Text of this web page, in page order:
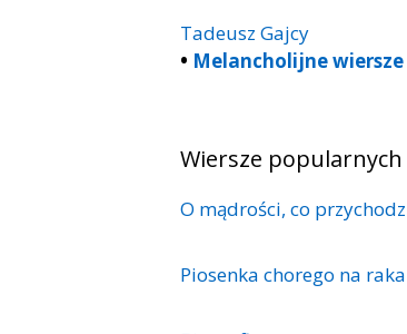
Tadeusz Gajcy
• Melancholijne wiersze
Wiersze
O mądrości, co
Piosenka chorego na